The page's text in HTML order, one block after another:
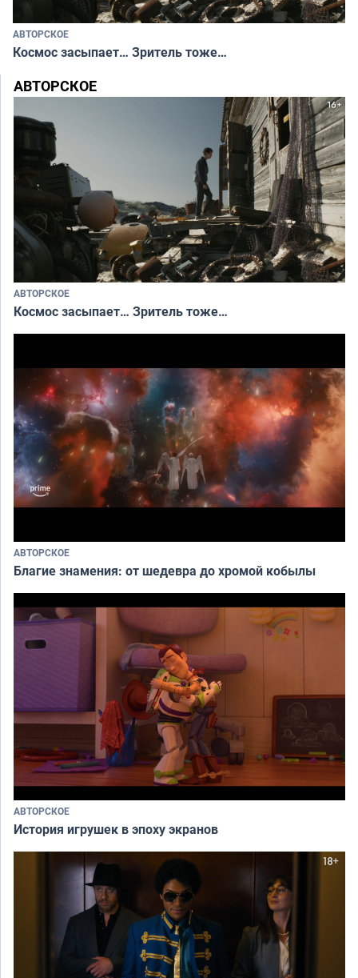
АВТОРСКОЕ
Космос засыпает… Зритель тоже…
АВТОРСКОЕ
АВТОРСКОЕ
Космос засыпает… Зритель тоже…
АВТОРСКОЕ
Благие знамения: от шедевра до хромой кобылы
АВТОРСКОЕ
История игрушек в эпоху экранов